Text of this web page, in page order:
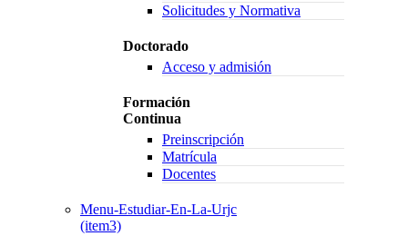
Solicitudes y Normativa
Doctorado
Acceso y admisión
Formación
Continua
Preinscripción
Matrícula
Docentes
Menu-Estudiar-En-La-Urjc
(item3)